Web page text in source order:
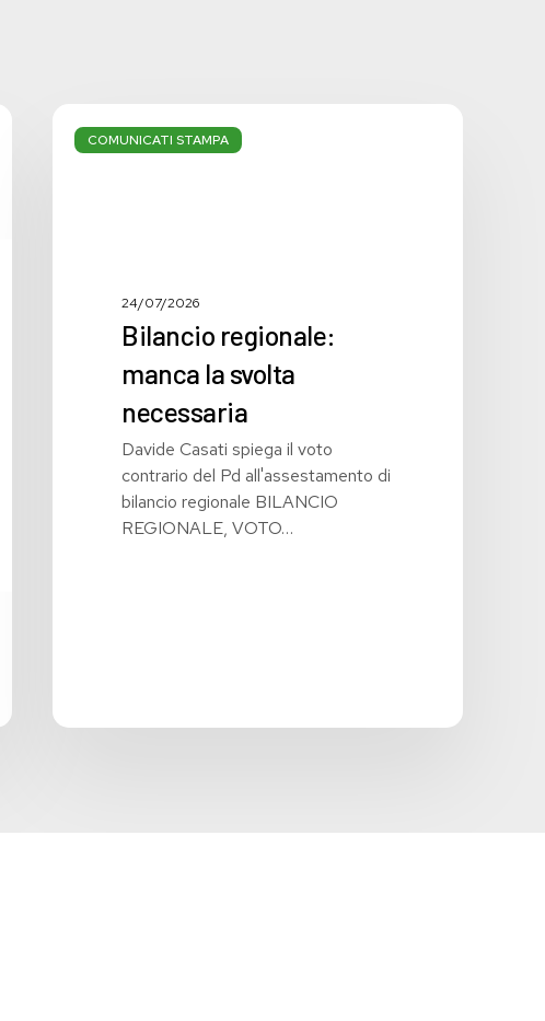
COMUNICATI STAMPA
regionale:
24/07/2026
Bilancio regionale:
manca la svolta
necessaria
Davide Casati spiega il voto
contrario del Pd all'assestamento di
bilancio regionale BILANCIO
REGIONALE, VOTO…